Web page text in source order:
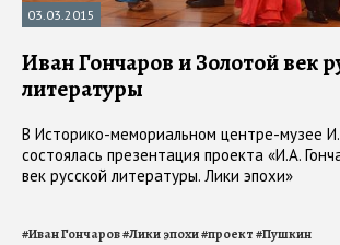
03.03.2015
Иван Гончаров и Золотой век
литературы
В Историко-мемориальном центре-музее
состоялась презентация проекта «И.А.
век русской литературы. Лики эпохи»
#Иван Гончаров#Лики эпохи#проект#Пушкин